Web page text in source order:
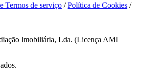
Termos de serviço /Política de Cookies /
Imobiliária, Lda. (Licença AMI